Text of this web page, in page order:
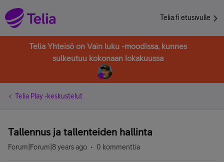
Telia.fi etusivulle
Telia Yhteisö on Vain luku -moodissa, kunnes
sulkeutuu kokonaan lokakuussa
Telia Play -keskustelut
Tallennus ja tallenteiden hallinta
Forum|Forum|8 years ago 0 kommenttia